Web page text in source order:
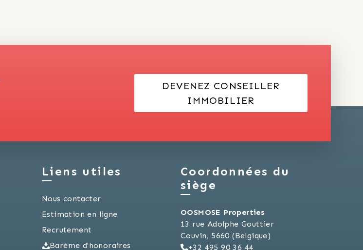
DEVENEZ CONSEILLER
IMMOBILIER
Liens utiles
Nous contacter
Estimation en ligne
Recrutement
Barème d'honoraires
Coordonnées du
siège
OOSMOSE Properties
13 rue Adolphe Gouttier
Couvin, 5660 (Belgique)
+32 495 90 36 44